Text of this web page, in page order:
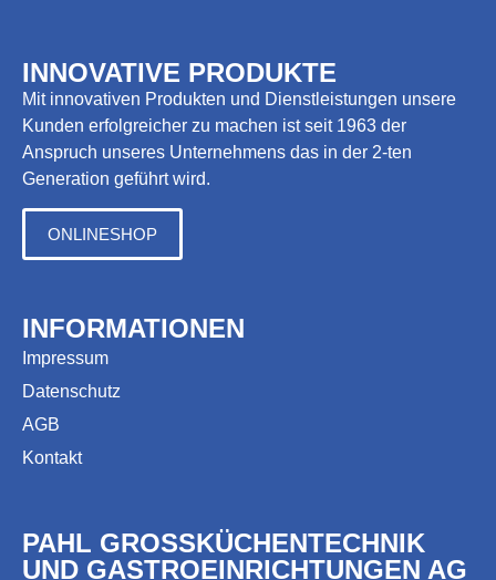
INNOVATIVE PRODUKTE
Mit innovativen Produkten und Dienstleistungen unsere
Kunden erfolgreicher zu machen ist seit 1963 der
Anspruch unseres Unternehmens das in der 2-ten
Generation geführt wird.
ONLINESHOP
INFORMATIONEN
Impressum
Datenschutz
AGB
Kontakt
PAHL GROSSKÜCHENTECHNIK
UND GASTROEINRICHTUNGEN AG